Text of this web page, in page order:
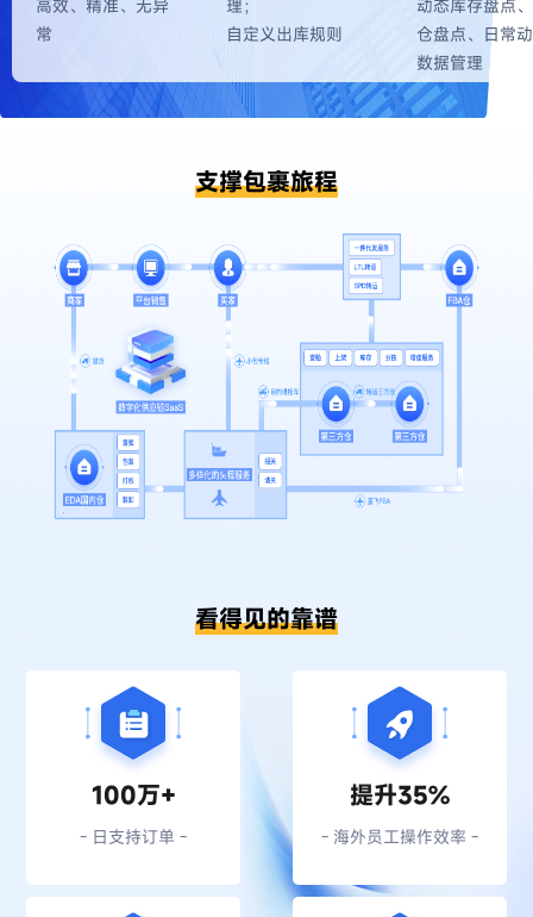
高效、精准、无异
常
理；
自定义出库规则
动态库存盘点
仓盘点、日常
数据管理
支撑包裹旅程
看得见的靠谱
100万+
- 日支持订单 -
提升35%
- 海外员工操作效率 -